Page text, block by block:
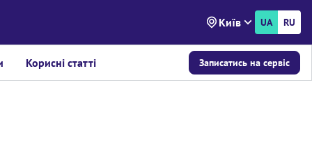
Київ UA RU
Корисні статті Записатись на сервіс